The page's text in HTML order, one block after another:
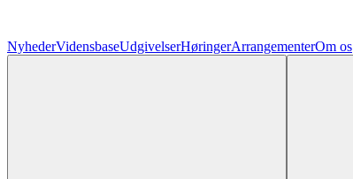
NyhederVidensbaseUdgivelserHøringerArrangementerOm os